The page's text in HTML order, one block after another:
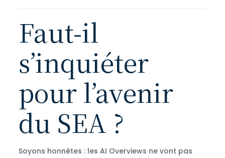
Faut-il
s’inquiéter
pour l’avenir
du SEA ?
Soyons honnêtes : les AI Overviews ne vont pas